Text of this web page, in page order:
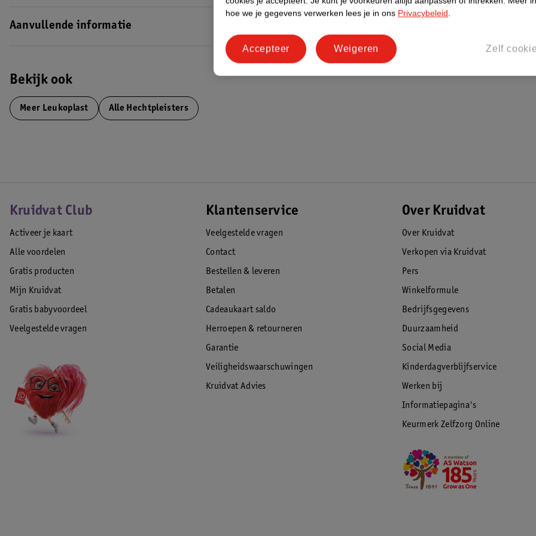
Aanvullende informatie
Bekijk ook
Meer Leukoplast Alle Hechtpleisters
Kruidvat Club
Activeer je kaart
Alle voordelen
Gratis producten
Mijn Kruidvat
Gratis babyvoordeel
Veelgestelde vragen
Klantenservice
Veelgestelde vragen
Contact
Bestellen & leveren
Betalen
Cadeaukaart saldo
Herroepen & retourneren
Garantie
Veiligheidswaarschuwingen
Kruidvat Advies
Over Kruidvat
Over Kruidvat
Verkopen via Kruidvat
Pers
Winkelformule
Bedrijfsgegevens
Duurzaamheid
Social Media
Kinderdagverblijfservice
Werken bij
Informatiepagina's
Keurmerk Zelfzorg Online
hoe we je gegevens verwerken lees je in ons Privacybeleid.
Zelf
Weigeren
Accepteer